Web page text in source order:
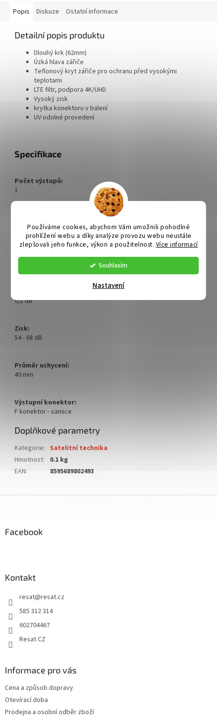
Používáme cookies, abychom Vám umožnili pohodlné
prohlížení webu a díky analýze provozu webu neustále
zlepšovali jeho funkce, výkon a použitelnost. Více informací
Souhlasím
Nastavení
Popis Diskuze Ostatní informace
Detailní popis produktu
Dlouhý krk (62mm)
Úzká hlava zářiče
Teflonový kryt zářiče pro ochranu před vysokými
teplotami
LTE filtr, podpora 4K/UHD
Vysoký zisk
krytka konektoru v balení
UV odolné provedení
Specifikace
Počet výstupů:
1
10,70 ~ 12,75 GHz
Výstupní frekvence:
0,1 dB
Zisk:
54 - 68 dB
Průměr uchycení:
40 mm
Výstupní konektor:
F konektor - samice
Doplňkové parametry
Kategorie: Satelitní technika
Hmotnost:
0.1 kg
EAN: 8595689802493
Facebook
Kontakt
resat@resat.cz
585 312 314
602704467
Resat CZ
Informace pro vás
Cena a způsob dopravy
Otevírací doba
Prodejna a osobní odběr zboží